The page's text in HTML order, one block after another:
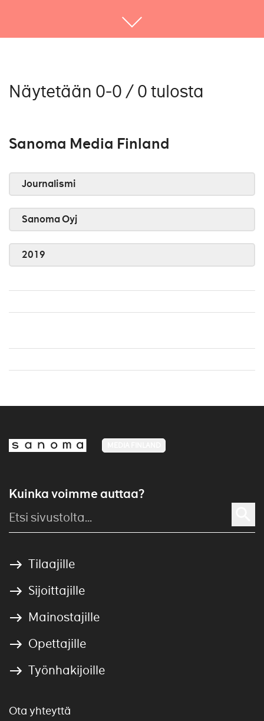
Näytetään 0-0 / 0 tulosta
Sanoma Media Finland
Journalismi
Sanoma Oyj
2019
Kuinka voimme auttaa?
Tilaajille
Sijoittajille
Mainostajille
Opettajille
Työnhakijoille
Ota yhteyttä